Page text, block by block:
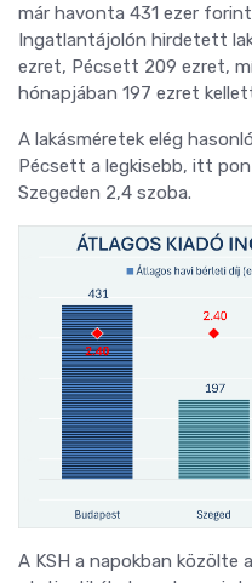
már havonta 431 ezer
Ingatlantájolón hirdetett
ezret, Pécsett 209 ezret,
hónapjában 197 ezret
A lakásméretek elég
Pécsett a legkisebb, itt
Szegeden 2,4 szoba.
A KSH a napokban közölte